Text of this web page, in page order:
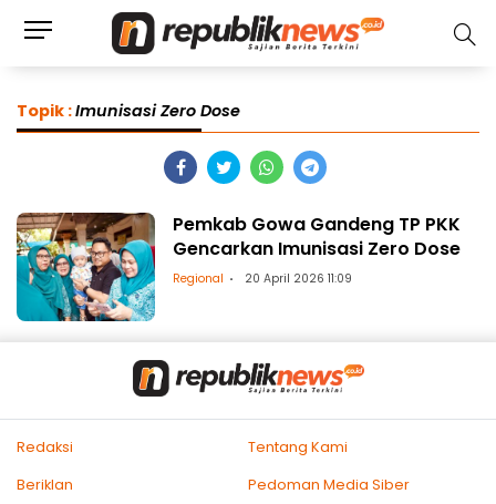
Topik :Imunisasi Zero Dose
Pemkab Gowa Gandeng TP PKK
Gencarkan Imunisasi Zero Dose
Regional 20 April 2026 11:09
Redaksi
Tentang Kami
Beriklan
Pedoman Media Siber